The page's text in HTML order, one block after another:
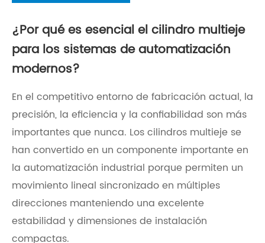
¿Por qué es esencial el cilindro multieje
para los sistemas de automatización
modernos?
En el competitivo entorno de fabricación actual, la
precisión, la eficiencia y la confiabilidad son más
importantes que nunca. Los cilindros multieje se
han convertido en un componente importante en
la automatización industrial porque permiten un
movimiento lineal sincronizado en múltiples
direcciones manteniendo una excelente
estabilidad y dimensiones de instalación
compactas.